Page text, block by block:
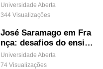
ver "ler"
Universidade Aberta
344 Visualizações
José Saramago em Fra
nça: desafios do ensino
da literatura portugues
a em contexto não lusó
Universidade Aberta
74 Visualizações